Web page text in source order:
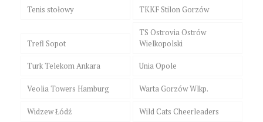
Tenis stołowy TKKF Stilon Gorzów
Trefl Sopot
TS Ostrovia Ostrów
Wielkopolski
Turk Telekom Ankara Unia Opole
Veolia Towers Hamburg Warta Gorzów Wlkp.
Widzew Łódź Wild Cats Cheerleaders